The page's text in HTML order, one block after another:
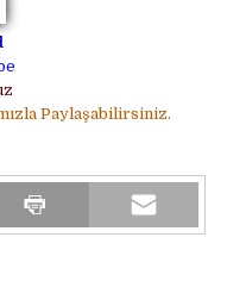
Paylaşabilirsiniz.